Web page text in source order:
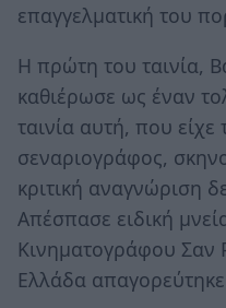
επαγγελματική του
Η πρώτη του ταινία,
καθιέρωσε ως έναν
ταινία αυτή, που
σεναριογράφος,
κριτική αναγνώριση
Απέσπασε ειδική
Κινηματογράφου Σαν
Ελλάδα